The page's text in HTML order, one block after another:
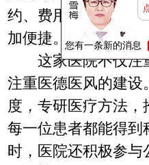
约、费用咨询等一站
加便捷。
这家医院不仅注
注重医德医风的建设
度，专研医疗方法
每一位患者都能得到
时，医院还积极参与
您有一条新的消息